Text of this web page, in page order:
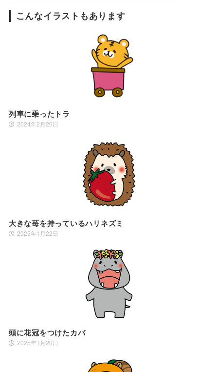
こんなイラストもあります
列車に乗ったトラ
2024年2月20日
大きな苺を持っているハリネズミ
2025年1月22日
頭に花冠をつけたカバ
2025年1月20日